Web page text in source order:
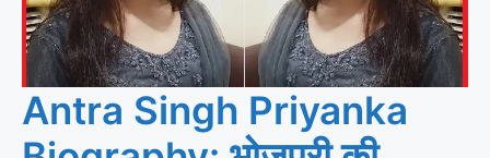
Antra Singh Priyanka